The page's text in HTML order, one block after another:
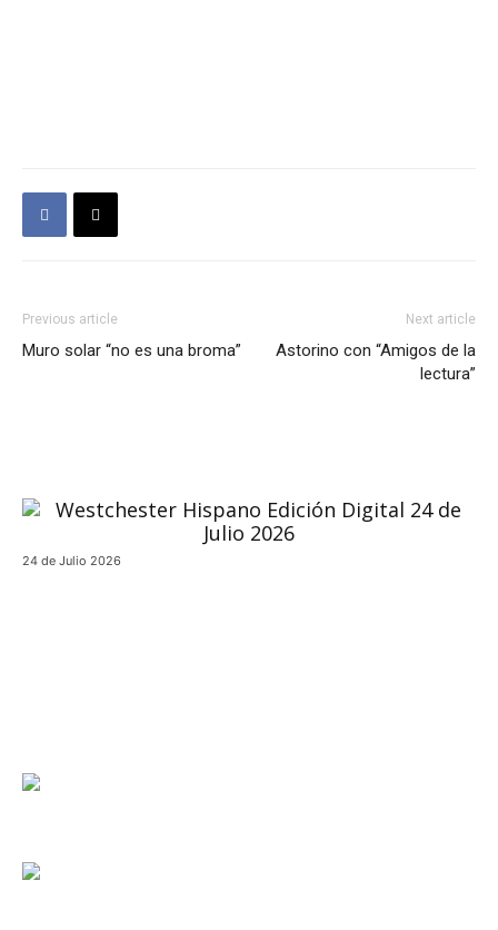
Previous article
Muro solar “no es una broma”
Next article
Astorino con “Amigos de la
lectura”
24 de Julio 2026